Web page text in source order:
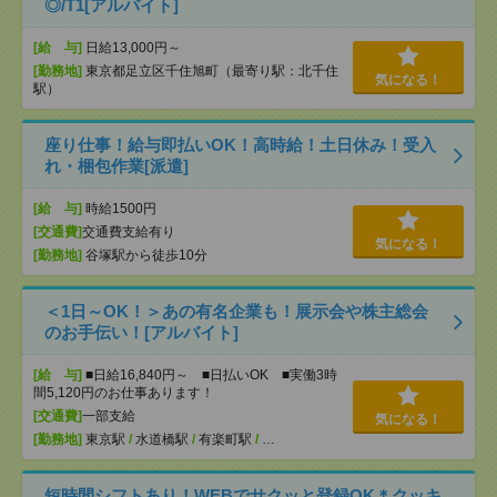
◎/T1[アルバイト]
[給 与] 日給13,000円～
[勤務地] 東京都足立区千住旭町（最寄り駅：北千住
駅）
気になる！
座り仕事！給与即払いOK！高時給！土日休み！受入
れ・梱包作業[派遣]
[給 与] 時給1500円
[交通費]交通費支給有り
[勤務地] 谷塚駅から徒歩10分
気になる！
＜1日～OK！＞あの有名企業も！展示会や株主総会
のお手伝い！[アルバイト]
[給 与] ■日給16,840円～ ■日払いOK ■実働3時
間5,120円のお仕事あります！
[交通費]一部支給
[勤務地] 東京駅 / 水道橋駅 / 有楽町駅 / …
気になる！